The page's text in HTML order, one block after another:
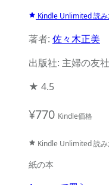
Kindle Unlimited 読み
著者: 佐々木正美
出版社: 主婦の友社
★ 4.5
¥770 Kindle価格
Kindle Unlimited 読み
紙の本